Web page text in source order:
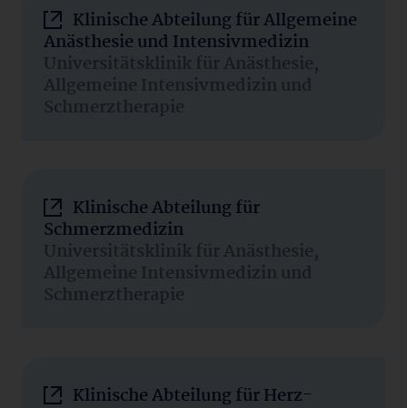
Klinische Abteilung für Allgemeine
Anästhesie und Intensivmedizin
Universitätsklinik für Anästhesie,
Allgemeine Intensivmedizin und
Schmerztherapie
Klinische Abteilung für
Schmerzmedizin
Universitätsklinik für Anästhesie,
Allgemeine Intensivmedizin und
Schmerztherapie
Klinische Abteilung für Herz-